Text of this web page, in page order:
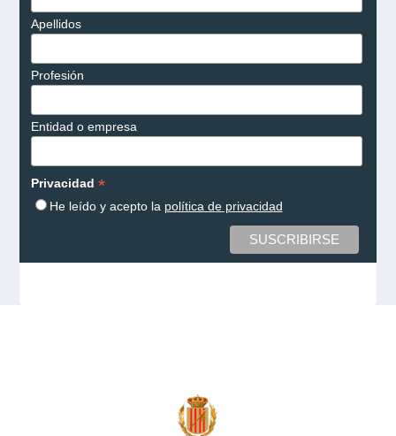
Apellidos
Profesión
Entidad o empresa
Privacidad *
He leído y acepto la política de privacidad